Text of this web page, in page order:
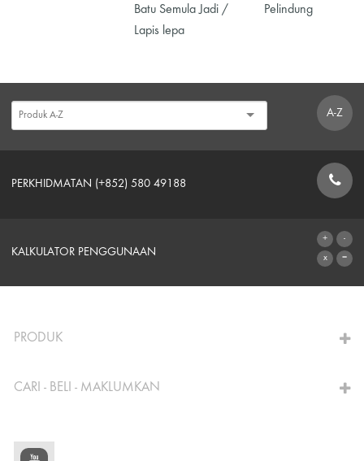
Batu Semula Jadi /
Lapis lepa
Pelindung
A-Z
PERKHIDMATAN (+852) 580 49188
BORANG HUBUNGAN
KALKULATOR PENGGUNAAN
PRODUK
CARI - BELI - MAKLUMKAN